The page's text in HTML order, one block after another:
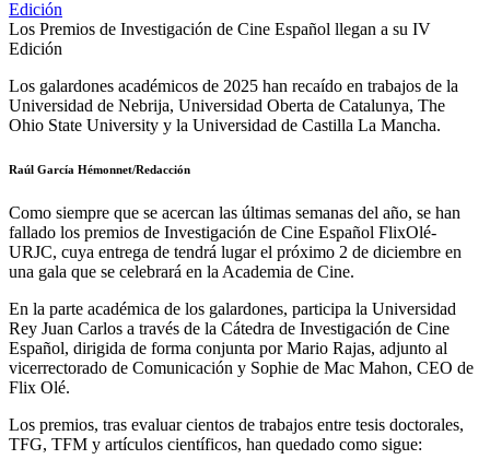
Los Premios de Investigación de Cine Español llegan a su IV
Edición
Los galardones académicos de 2025 han recaído en trabajos de la
Universidad de Nebrija, Universidad Oberta de Catalunya, The
Ohio State University y la Universidad de Castilla La Mancha.
Raúl García Hémonnet/Redacción
Como siempre que se acercan las últimas semanas del año, se han
fallado los premios de Investigación de Cine Español FlixOlé-
URJC, cuya entrega de tendrá lugar el próximo 2 de diciembre en
una gala que se celebrará en la Academia de Cine.
En la parte académica de los galardones, participa la Universidad
Rey Juan Carlos a través de la Cátedra de Investigación de Cine
Español, dirigida de forma conjunta por Mario Rajas, adjunto al
vicerrectorado de Comunicación y Sophie de Mac Mahon, CEO de
Flix Olé.
Los premios, tras evaluar cientos de trabajos entre tesis doctorales,
TFG, TFM y artículos científicos, han quedado como sigue: